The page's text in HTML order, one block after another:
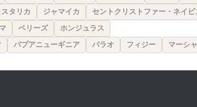
スタリカ ジャマイカ セントクリストファー・ネイビ
ベリーズ ホンジュラス
パプアニューギニア パラオ フィジー マーシ